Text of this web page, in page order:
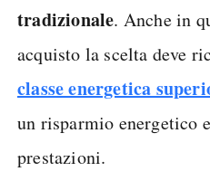
tradizionale. Anche in
acquisto la scelta deve
classe energetica
un risparmio energetico
prestazioni.